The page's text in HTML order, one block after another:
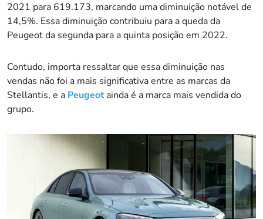
2021 para 619.173, marcando uma diminuição notável de
14,5%. Essa diminuição contribuiu para a queda da
Peugeot da segunda para a quinta posição em 2022.
Contudo, importa ressaltar que essa diminuição nas
vendas não foi a mais significativa entre as marcas da
Stellantis, e a Peugeot ainda é a marca mais vendida do
grupo.